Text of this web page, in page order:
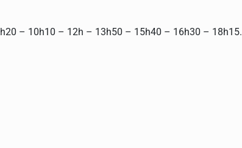
– 10h10 – 12h – 13h50 – 15h40 – 16h30 – 18h15.